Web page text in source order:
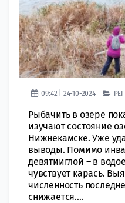
09:42 | 24-10-2024
Рыбачить в озере
изучают состояние
Нижнекамске. Уже
выводы. Помимо
девятииглой – в
чувствует карась.
численность
снижается....